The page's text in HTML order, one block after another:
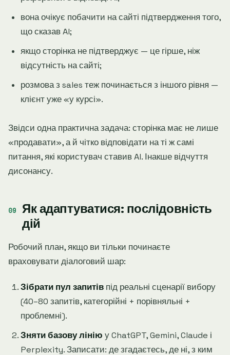
вона очікує побачити на сайті підтвердження того,
що сказав AI;
якщо сторінка не підтверджує — це гірше, ніж
відсутність на сайті;
розмова з sales теж починається з іншого рівня —
клієнт уже «у курсі».
Звідси одна практична задача: сторінка має не лише
«продавати», а й чітко відповідати на ті ж самі
питання, які користувач ставив AI. Інакше відчуття
дисонансу.
Як адаптуватися: послідовність
дій
Робочий план, якщо ви тільки починаєте
враховувати діалоговий шар:
Зібрати пул запитів під реальні сценарії вибору
(40–80 запитів, категорійні + порівняльні +
проблемні).
Зняти базову лінію у ChatGPT, Gemini, Claude і
Perplexity. Записати: де згадаєтесь, де ні, з ким